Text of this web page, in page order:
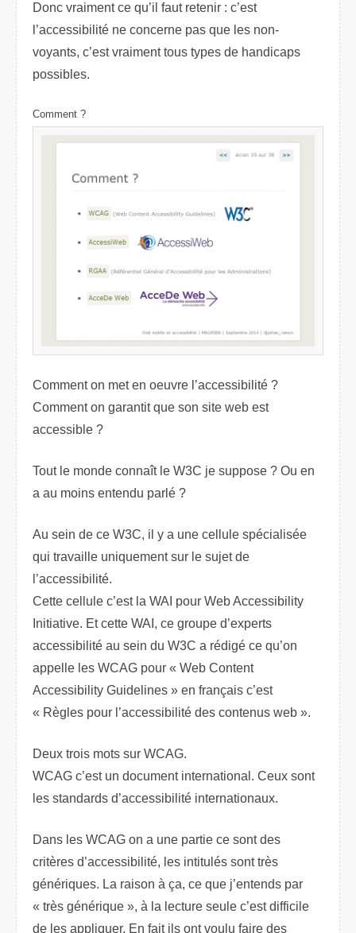
Donc vraiment ce qu’il faut retenir : c’est
l’accessibilité ne concerne pas que les non-
voyants, c’est vraiment tous types de handicaps
possibles.
Comment ?
Comment on met en oeuvre l’accessibilité ?
Comment on garantit que son site web est
accessible ?
Tout le monde connaît le W3C je suppose ? Ou en
a au moins entendu parlé ?
Au sein de ce W3C, il y a une cellule spécialisée
qui travaille uniquement sur le sujet de
l’accessibilité.
Cette cellule c’est la WAI pour Web Accessibility
Initiative. Et cette WAI, ce groupe d’experts
accessibilité au sein du W3C a rédigé ce qu’on
appelle les WCAG pour « Web Content
Accessibility Guidelines » en français c’est
« Règles pour l’accessibilité des contenus web ».
Deux trois mots sur WCAG.
WCAG c’est un document international. Ceux sont
les standards d’accessibilité internationaux.
Dans les WCAG on a une partie ce sont des
critères d’accessibilité, les intitulés sont très
génériques. La raison à ça, ce que j’entends par
« très générique », à la lecture seule c’est difficile
de les appliquer. En fait ils ont voulu faire des